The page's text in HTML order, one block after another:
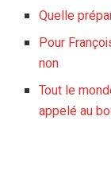
Quelle
Pour
non
Tout le
appelé au